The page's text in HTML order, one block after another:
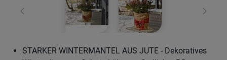
Zurück Weiter
STARKER WINTERMANTEL AUS JUTE - Dekoratives